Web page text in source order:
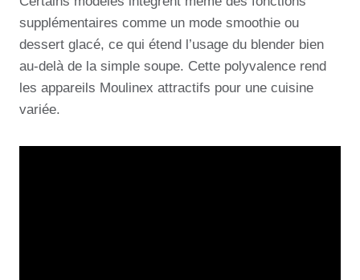
supplémentaires comme un mode smoothie ou
dessert glacé, ce qui étend l’usage du blender bien
au-delà de la simple soupe. Cette polyvalence rend
les appareils Moulinex attractifs pour une cuisine
variée.